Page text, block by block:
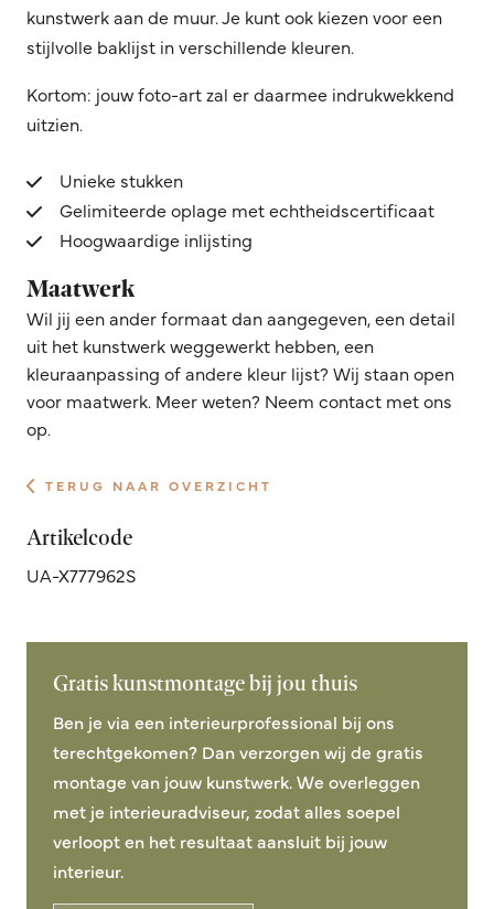
kunstwerk aan de muur. Je kunt ook kiezen voor een
stijlvolle baklijst in verschillende kleuren.
Kortom: jouw foto-art zal er daarmee indrukwekkend
uitzien.
Unieke stukken
Gelimiteerde oplage met echtheidscertificaat
Hoogwaardige inlijsting
Maatwerk
Wil jij een ander formaat dan aangegeven, een detail
uit het kunstwerk weggewerkt hebben, een
kleuraanpassing of andere kleur lijst? Wij staan open
voor maatwerk. Meer weten? Neem contact met ons
op.
TERUG NAAR OVERZICHT
Artikelcode
UA-X777962S
Gratis kunstmontage bij jou thuis
Ben je via een interieurprofessional bij ons
terechtgekomen? Dan verzorgen wij de gratis
montage van jouw kunstwerk. We overleggen
met je interieuradviseur, zodat alles soepel
verloopt en het resultaat aansluit bij jouw
interieur.